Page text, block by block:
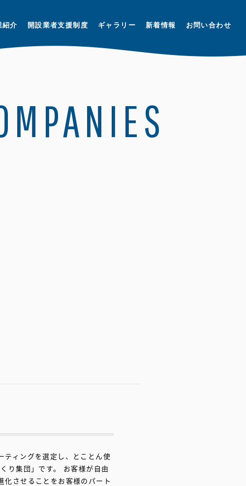
紹介 開設業者支援制度 ギャラリー 新着情報 お問い合わせ
ティングを選定し、とことん使
り集団」です。 お客様が自由
化させることをお客様のパート